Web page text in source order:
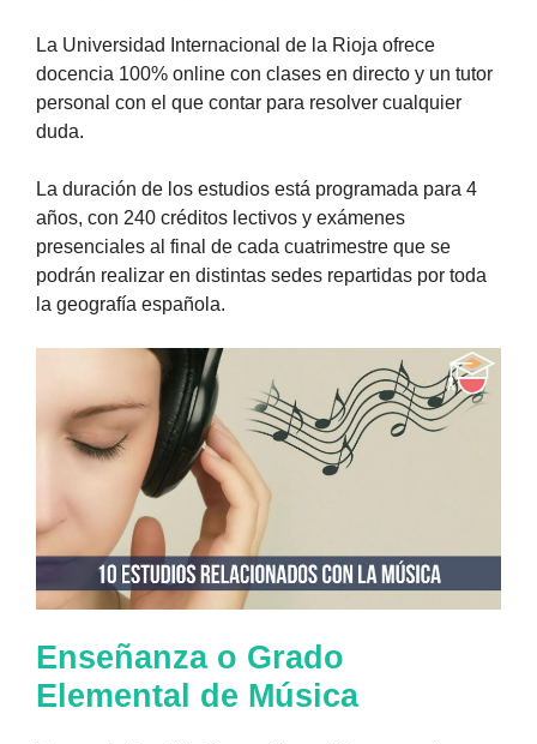
La Universidad Internacional de la Rioja ofrece
docencia 100% online con clases en directo y un tutor
personal con el que contar para resolver cualquier
duda.
La duración de los estudios está programada para 4
años, con 240 créditos lectivos y exámenes
presenciales al final de cada cuatrimestre que se
podrán realizar en distintas sedes repartidas por toda
la geografía española.
Enseñanza o Grado
Elemental de Música